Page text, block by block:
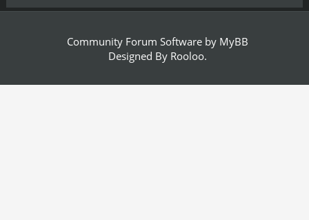
Community Forum Software by MyBB
Designed By Rooloo.